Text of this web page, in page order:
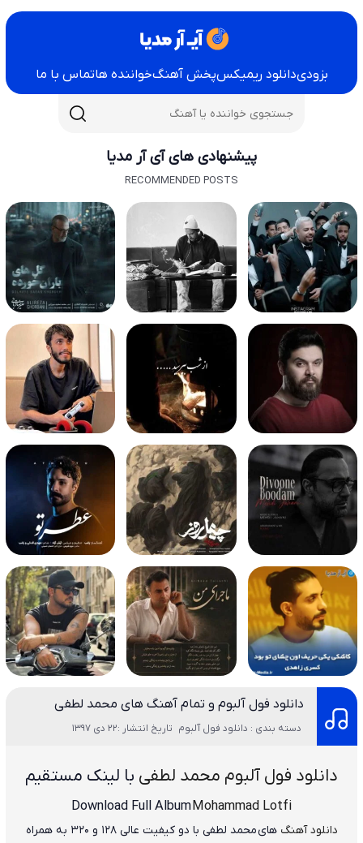
بزودیدانلود ریمیکسپخش آهنگخواننده هاتماس با ما
پیشنهادی های آی آر مدیا
RECOMMENDED POSTS
دانلود فول آلبوم و تمام آهنگ های محمد لطفی
دسته بندی : دانلود فول آلبوم تاریخ انتشار :22 دی 1397
دانلود فول آلبوم محمد لطفی با لینک مستقیم
Download Full AlbumMohammad Lotfi
دانلود آهنگ های محمد لطفی
با دو کیفیت عالی ۱۲۸ و ۳۲۰ به همراه